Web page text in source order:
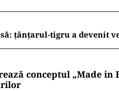
țânțarul-tigru a devenit
conceptul „Made in